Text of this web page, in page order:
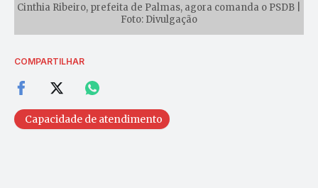
Cinthia Ribeiro, prefeita de Palmas, agora comanda o PSDB |
Foto: Divulgação
COMPARTILHAR
Capacidade de atendimento